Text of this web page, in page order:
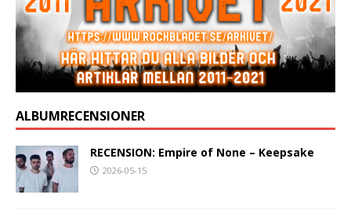
ALBUMRECENSIONER
RECENSION: Empire of None – Keepsake
2026-05-15